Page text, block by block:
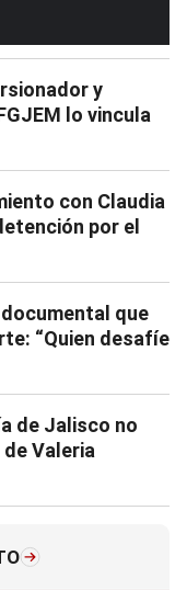
y
lo vincula
con Claudia
por el
que
“Quien desafíe
de Jalisco no
Valeria